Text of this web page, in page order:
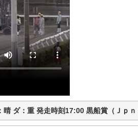
晴 ダ：重 発走時刻17:00 黒船賞（Ｊ